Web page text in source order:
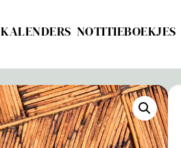
KALENDERS NOTITIEBOEKJES